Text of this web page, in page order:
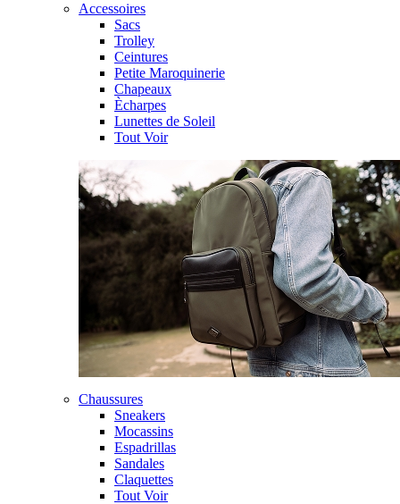
Accessoires
Sacs
Trolley
Ceintures
Petite Maroquinerie
Chapeaux
Ècharpes
Lunettes de Soleil
Tout Voir
Chaussures
Sneakers
Mocassins
Espadrillas
Sandales
Claquettes
Tout Voir